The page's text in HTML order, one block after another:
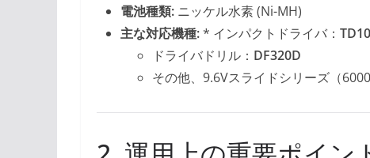
電池種類: ニッケル水素 (Ni-MH)
主な対応機種:* インパクトドライバ：
ドライバドリル： DF320D
その他、9.6Vスライドシリーズ（